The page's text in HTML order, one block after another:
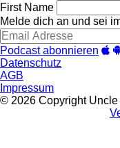
First Name
Melde dich an und sei
Podcast abonnieren
Datenschutz
AGB
Impressum
© 2026 Copyright